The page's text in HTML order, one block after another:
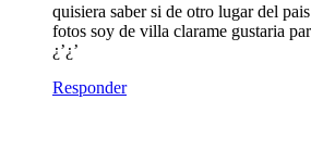
quisiera saber si de otro lugar del
fotos soy de villa clarame gustaria
¿’¿’
Responder